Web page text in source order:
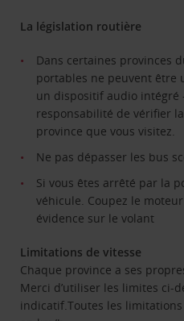
La législation routière
Dans certaines provinces
portables ne peuvent être
un dispositif audio intégré
responsabilité de vérifier
province que vous visitez.
Ne pas dépasser les bus
Si vous êtes arrêté par la
véhicule. Coupez le
évidence sur le volant
Limitations de vitesse
Chaque province a ses
Merci d’utiliser les limites ci-
indicatif.Toutes les